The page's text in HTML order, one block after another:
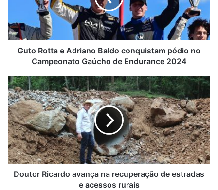
conquistam
no
Campeonato
Gaúcho
2024
Guto Rotta e Adriano Baldo conquistam pódio no
Campeonato Gaúcho de Endurance 2024
Doutor
Ricardo
avança
na
recuperação
de
estradas
e
acessos
rurais
Doutor Ricardo avança na recuperação de estradas
e acessos rurais